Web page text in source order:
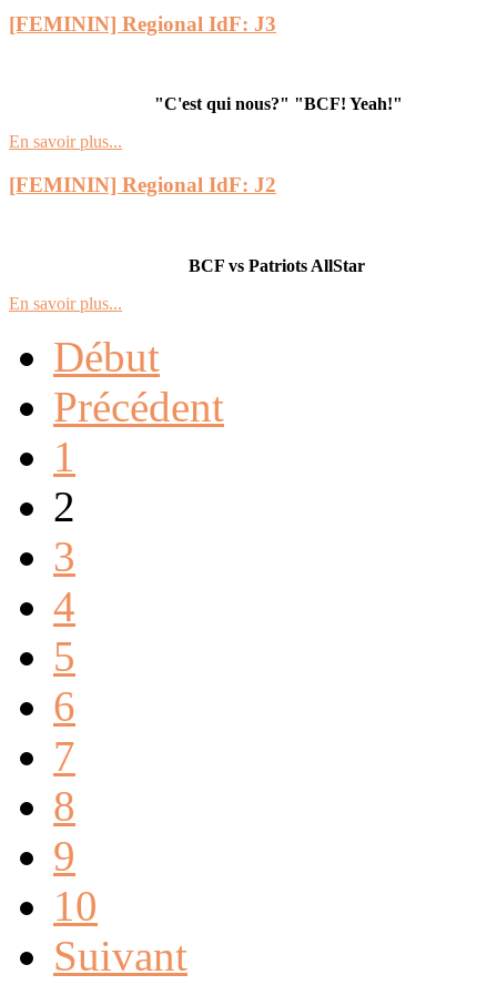
[FEMININ] Regional IdF: J3
"C'est qui nous?" "BCF! Yeah!"
En savoir plus...
[FEMININ] Regional IdF: J2
BCF vs Patriots AllStar
En savoir plus...
Début
Précédent
1
2
3
4
5
6
7
8
9
10
Suivant